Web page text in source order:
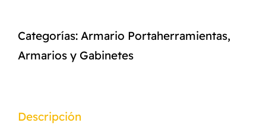
Categorías: Armario Portaherramientas,
Armarios y Gabinetes
Descripción